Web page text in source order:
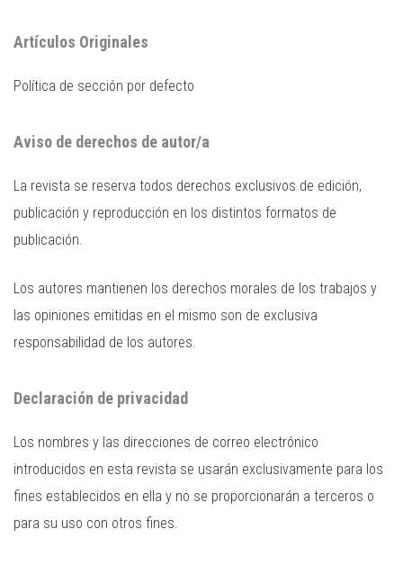
Artículos Originales
Política de sección por defecto
Aviso de derechos de autor/a
La revista se reserva todos derechos exclusivos de edición,
publicación y reproducción en los distintos formatos de
publicación.
Los autores mantienen los derechos morales de los trabajos y
las opiniones emitidas en el mismo son de exclusiva
responsabilidad de los autores.
Declaración de privacidad
Los nombres y las direcciones de correo electrónico
introducidos en esta revista se usarán exclusivamente para los
fines establecidos en ella y no se proporcionarán a terceros o
para su uso con otros fines.